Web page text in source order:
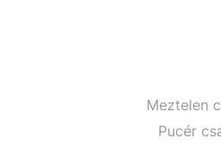
Meztelen
Pucér